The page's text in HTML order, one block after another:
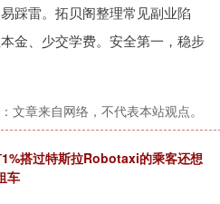
踩雷。拓贝阁整理常见副业陷
金、少交学费。安全第一，稳步
文章来自网络，不代表本站观点。
搭过特斯拉Robotaxi的乘客还想
车